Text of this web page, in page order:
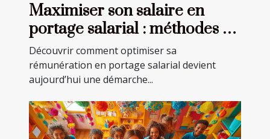
Maximiser son salaire en
portage salarial : méthodes et
astuces
Découvrir comment optimiser sa
rémunération en portage salarial devient
aujourd’hui une démarche...